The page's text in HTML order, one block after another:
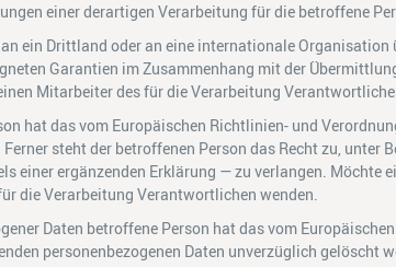
einer derartigen Verarbeitung für die betroffene
ein Drittland oder an eine internationale
Garantien im Zusammenhang mit der
Mitarbeiter des für die Verarbeitung
hat das vom Europäischen Richtlinien- und
steht der betroffenen Person das Recht zu, unter
ergänzenden Erklärung — zu verlangen. Möchte
die Verarbeitung Verantwortlichen wenden.
Daten betroffene Person hat das vom
personenbezogenen Daten unverzüglich gelöscht